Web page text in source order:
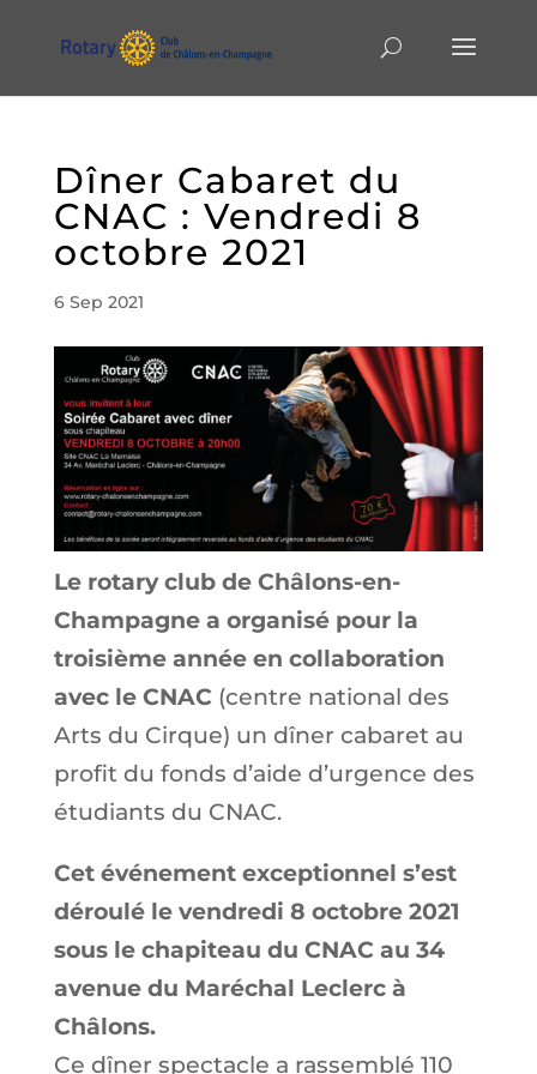
Dîner Cabaret du
CNAC : Vendredi 8
octobre 2021
6 Sep 2021
Le rotary club de Châlons-en-
Champagne a organisé pour la
troisième année en collaboration
avec le CNAC (centre national des
Arts du Cirque) un dîner cabaret au
profit du fonds d’aide d’urgence des
étudiants du CNAC.
Cet événement exceptionnel s’est
déroulé le vendredi 8 octobre 2021
sous le chapiteau du CNAC au 34
avenue du Maréchal Leclerc à
Châlons.
Ce dîner spectacle a rassemblé 110